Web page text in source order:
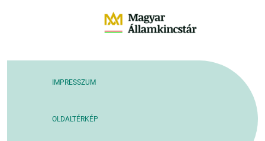
IMPRESSZUM
OLDALTÉRKÉP